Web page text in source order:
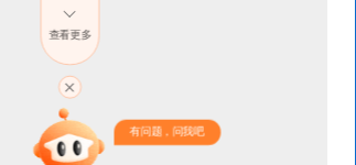
专家指导课
查看更多
有问题，问我吧